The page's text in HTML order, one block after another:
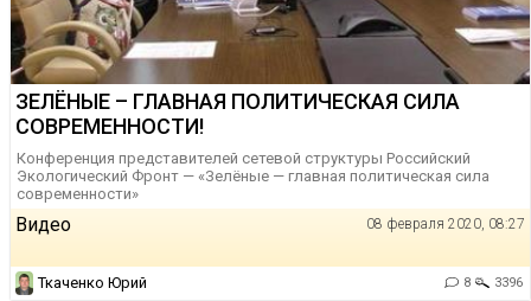
ЗЕЛЁНЫЕ – ГЛАВНАЯ ПОЛИТИЧЕСКАЯ СИЛА
СОВРЕМЕННОСТИ!
Конференция представителей сетевой структуры Российский
Экологический Фронт — «Зелёные — главная политическая сила
современности»
Видео 08 февраля 2020, 08:27
Ткаченко Юрий 8 3396